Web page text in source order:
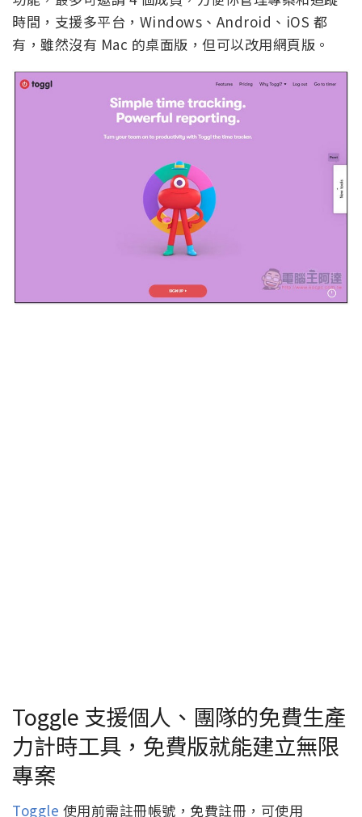
時間，支援多平台，Windows、Android、iOS 都
有，雖然沒有 Mac 的桌面版，但可以改用網頁版。
Toggle 支援個人、團隊的免費生產
力計時工具，免費版就能建立無限
專案
Toggle 使用前需註冊帳號，免費註冊，可使用